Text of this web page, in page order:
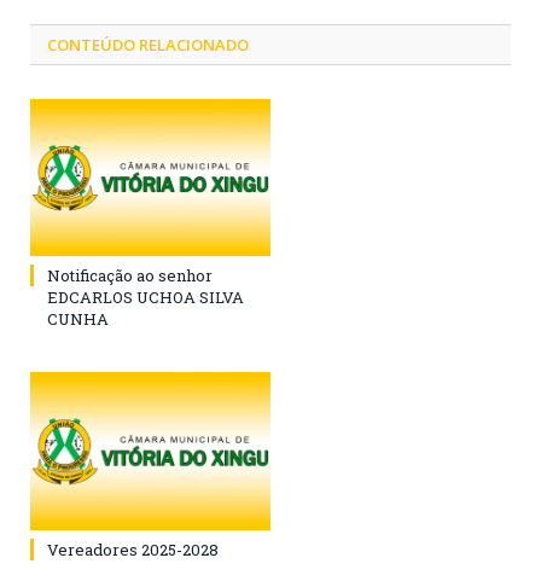
CONTEÚDO RELACIONADO
Notificação ao senhor
EDCARLOS UCHOA SILVA
CUNHA
Vereadores 2025-2028